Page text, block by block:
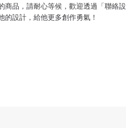
商品，請耐心等候，歡迎透過「聯絡設
設計，給他更多創作勇氣！